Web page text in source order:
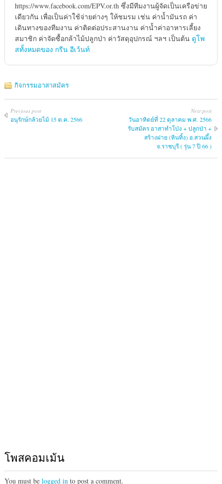
https://www.facebook.com/EPV.or.th ซึ่งมีทีมงานผู้จัดเป็นเครือข่าย
เดียวกัน เพื่อเป็นค่าใช้จ่ายต่างๆ ให้ชมรม เช่น ค่าน้ำมันรถ ค่า
เดินทางของทีมงาน ค่าติดต่อประสานงาน ค่าน้ำค่าอาหารเลี้ยง
สมาชิก ค่าจัดซื้อกล้าไม้ปลูกป่า ค่าวัสดุอุปกรณ์ ฯลฯ เป็นต้น ดูโพ
สทั้งหมดของ กรีน อีเว้นท์
กิจกรรมอาสาสมัคร
Previous post
อนุรักษ์กล้วยไม้ 15 ต.ค. 2566
Next post
วันอาทิตย์ที่ 22 ตุลาคม พ.ศ. 2566
รับสมัคร อาสาทำโป่ง + ปลูกป่า +
สร้างฝาย (หินทิ้ง) อ.สวนผึ้ง
จ.ราชบุรี ( รุ่น 7 ปี 66 )
โพสคอมเม้น
You must be logged into post a comment.